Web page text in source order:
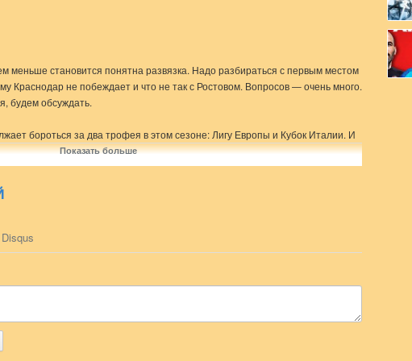
меньше становится понятна развязка. Надо разбираться с первым местом
Краснодар не побеждает и что не так с Ростовом. Вопросов — очень много.
будем обсуждать.
бороться за два трофея в этом сезоне: Лигу Европы и Кубок Италии. И
то в Кубке остался последний, решающий матч — финал против
мая в 22.00! Где? В Okko: https://okko.tv/s/flp
Показать больше
Disqus